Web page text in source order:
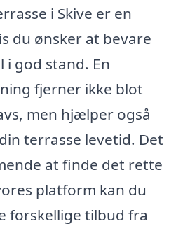
i Skive er en
du ønsker at bevare
god stand. En
fjerner ikke blot
men hjælper også
terrasse levetid. Det
at finde det rette
platform kan du
forskellige tilbud fra